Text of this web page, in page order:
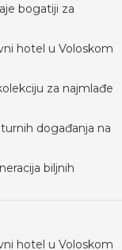
bogatiji za
hotel u Voloskom
za najmlađe
događanja na
biljnih
hotel u Voloskom